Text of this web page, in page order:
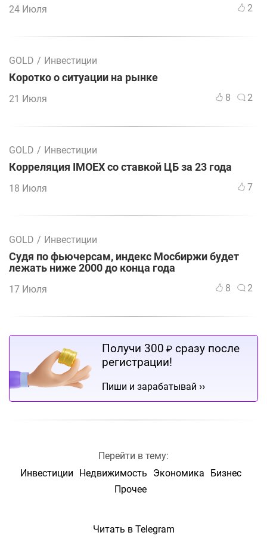
24 Июля 2
GOLD / Инвестиции
Коротко о ситуации на рынке
21 Июля 8 2
GOLD / Инвестиции
Корреляция IMOEX со ставкой ЦБ за 23 года
18 Июля 7
GOLD / Инвестиции
Судя по фьючерсам, индекс Мосбиржи будет
лежать ниже 2000 до конца года
17 Июля 8 2
Получи 300 ₽ сразу после
регистрации!
Пиши и зарабатывай ››
Перейти в тему:
Инвестиции
Недвижимость Экономика
Бизнес
Прочее
Читать в Telegram